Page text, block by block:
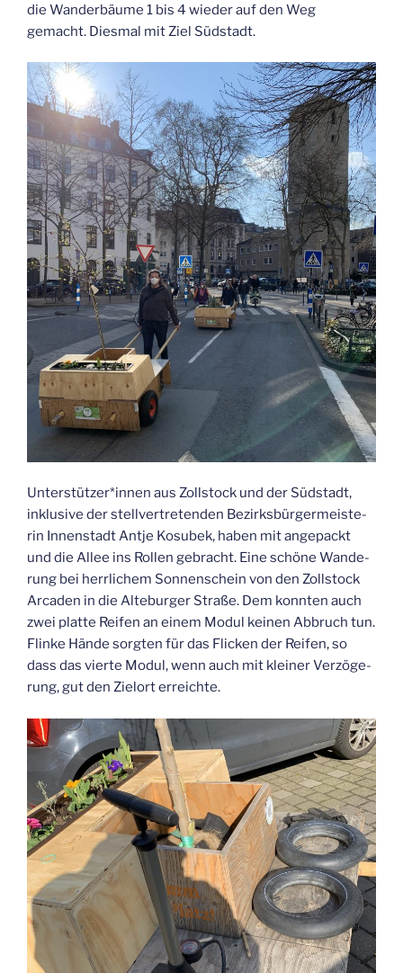
die Wan­der­bäu­me 1 bis 4 wie­der auf den Weg
gemacht. Dies­mal mit Ziel Südstadt.
Unterstützer*innen aus Zoll­stock und der Süd­stadt,
inklu­si­ve der stell­ver­tre­ten­den Bezirks­bür­ger­meis­te­
rin Innen­stadt Ant­je Kosu­b­ek, haben mit ange­packt
und die Allee ins Rol­len gebracht. Eine schö­ne Wan­de­
rung bei herr­li­chem Son­nen­schein von den Zoll­stock
Arca­den in die Alte­bur­ger Stra­ße. Dem konn­ten auch
zwei plat­te Rei­fen an einem Modul kei­nen Abbruch tun.
Flin­ke Hän­de sorg­ten für das Fli­cken der Rei­fen, so
dass das vier­te Modul, wenn auch mit klei­ner Ver­zö­ge­
rung, gut den Ziel­ort erreichte.